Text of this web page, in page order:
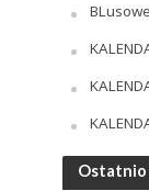
Ostatnio